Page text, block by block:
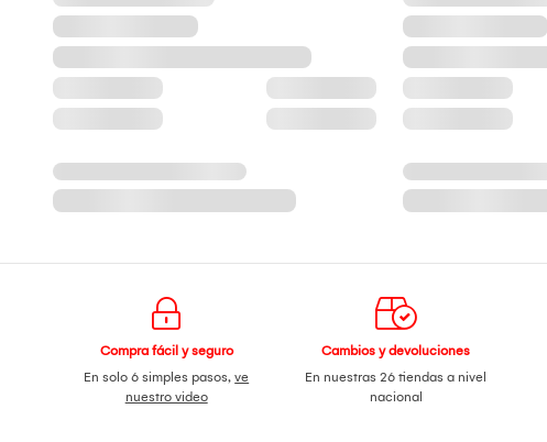
Compra fácil y seguro
En solo 6 simples pasos,ve
nuestro video
Cambios y devoluciones
En nuestras 26 tiendas a nivel
nacional